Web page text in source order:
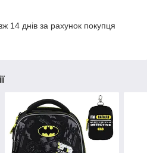
14 днів за рахунок покупця